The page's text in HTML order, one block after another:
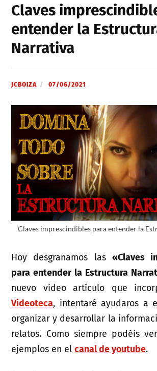
Claves
entender la
Narrativa
JCBOIZA 07/06/2021
Claves imprescindibles para entender la
Hoy desgranamos las «Claves
para entender la Estructura
nuevo video artículo que
Videoteca, intentaré ayudaros a
organizar y desarrollar la
relatos. Como siempre podéis
ejemplos en elcanal de youtube.